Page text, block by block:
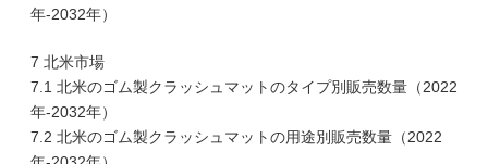
年-2032年）
7 北米市場
7.1 北米のゴム製クラッシュマットのタイプ別販売数量（2022
年-2032年）
7.2 北米のゴム製クラッシュマットの用途別販売数量（2022